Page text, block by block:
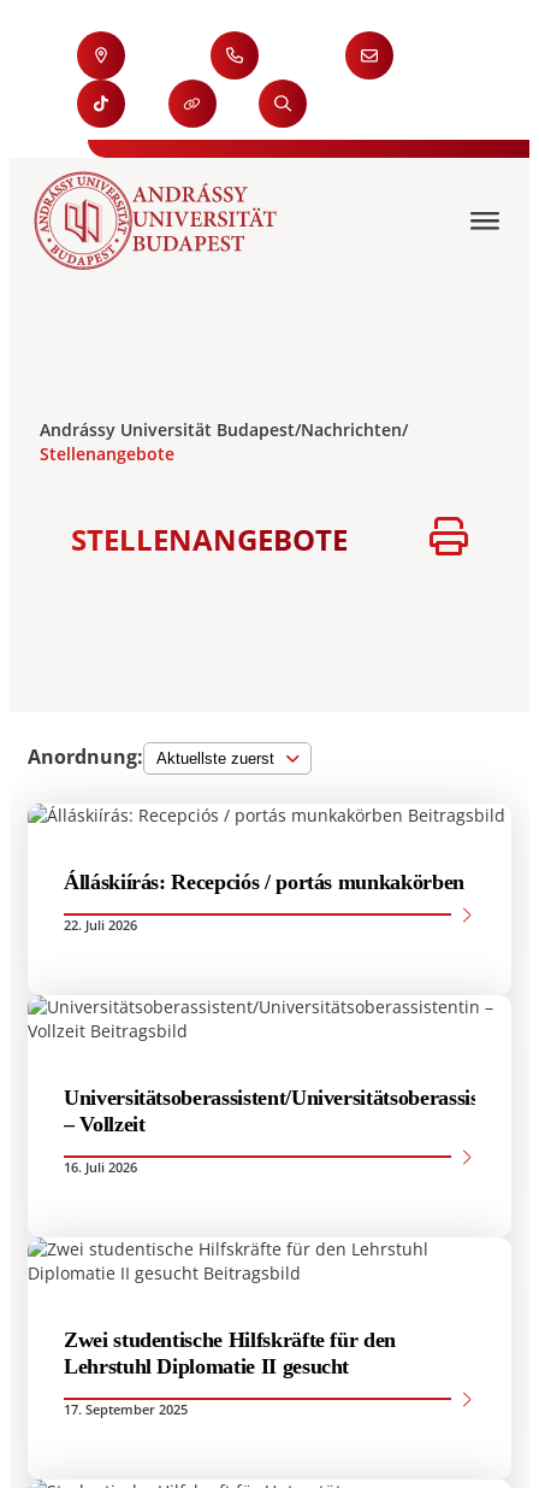
Andrássy Universität Budapest/Nachrichten/
Stellenangebote
STELLENANGEBOTE
Anordnung:
Álláskiírás: Recepciós / portás munkakörben
22. Juli 2026
Universitätsoberassistent/Universitätsoberassistentin
– Vollzeit
16. Juli 2026
Zwei studentische Hilfskräfte für den
Lehrstuhl Diplomatie II gesucht
17. September 2025